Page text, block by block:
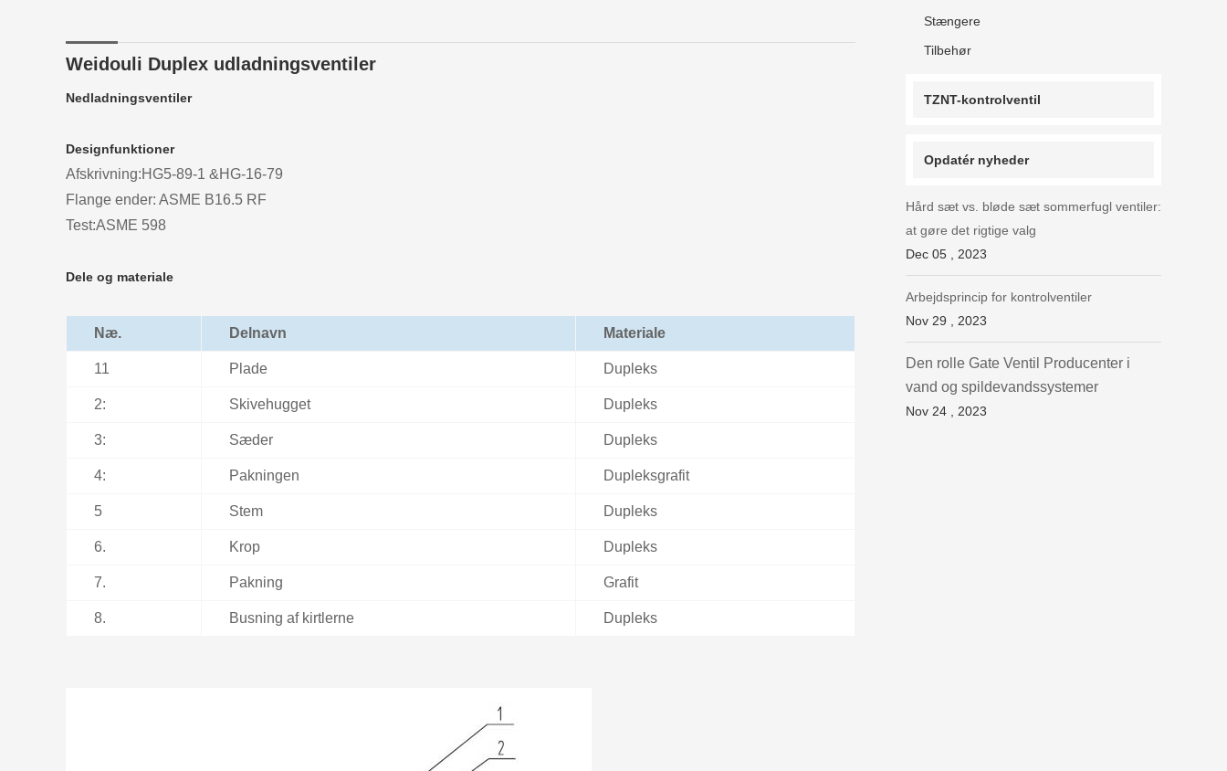
Weidouli Duplex udladningsventiler
Nedladningsventiler
Designfunktioner
Afskrivning:HG5-89-1 &HG-16-79
Flange ender: ASME B16.5 RF
Test:ASME 598
Dele og materiale
Næ. Delnavn Materiale
11 Plade Dupleks
2: Skivehugget Dupleks
3: Sæder Dupleks
4: Pakningen Dupleksgrafit
5 Stem Dupleks
6. Krop Dupleks
7. Pakning Grafit
8. Busning af kirtlerne Dupleks
Stængere
Tilbehør
TZNT-kontrolventil
Opdatér nyheder
Hård sæt vs. bløde sæt sommerfugl ventiler:
at gøre det rigtige valg
Dec 05 , 2023
Arbejdsprincip for kontrolventiler
Nov 29 , 2023
Den rolle Gate Ventil Producenter i
vand og spildevandssystemer
Nov 24 , 2023